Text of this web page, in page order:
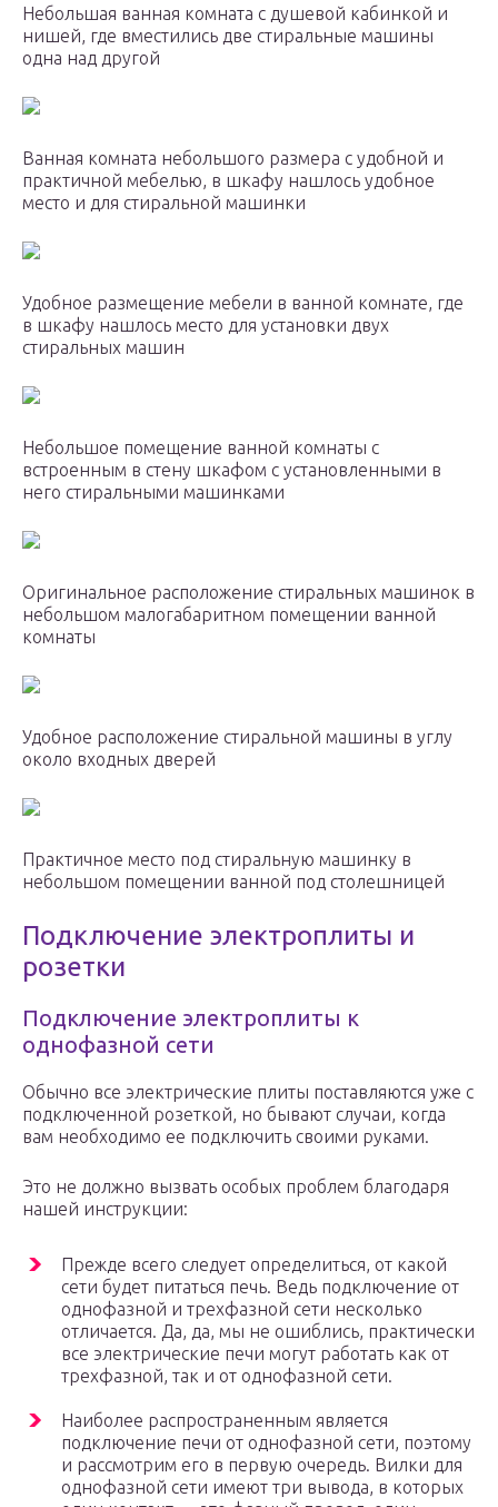
Небольшая ванная комната с душевой кабинкой и
нишей, где вместились две стиральные машины
одна над другой
Ванная комната небольшого размера с удобной и
практичной мебелью, в шкафу нашлось удобное
место и для стиральной машинки
Удобное размещение мебели в ванной комнате, где
в шкафу нашлось место для установки двух
стиральных машин
Небольшое помещение ванной комнаты с
встроенным в стену шкафом с установленными в
него стиральными машинками
Оригинальное расположение стиральных машинок в
небольшом малогабаритном помещении ванной
комнаты
Удобное расположение стиральной машины в углу
около входных дверей
Практичное место под стиральную машинку в
небольшом помещении ванной под столешницей
Подключение электроплиты и
розетки
Подключение электроплиты к
однофазной сети
Обычно все электрические плиты поставляются уже с
подключенной розеткой, но бывают случаи, когда
вам необходимо ее подключить своими руками.
Это не должно вызвать особых проблем благодаря
нашей инструкции:
Прежде всего следует определиться, от какой
сети будет питаться печь. Ведь подключение от
однофазной и трехфазной сети несколько
отличается. Да, да, мы не ошиблись, практически
все электрические печи могут работать как от
трехфазной, так и от однофазной сети.
Наиболее распространенным является
подключение печи от однофазной сети, поэтому
и рассмотрим его в первую очередь. Вилки для
однофазной сети имеют три вывода, в которых